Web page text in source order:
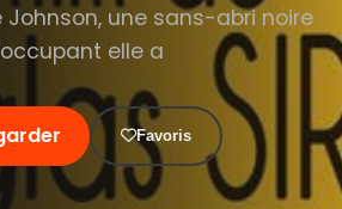
Johnson, une sans-abri noire
elle a
Favoris